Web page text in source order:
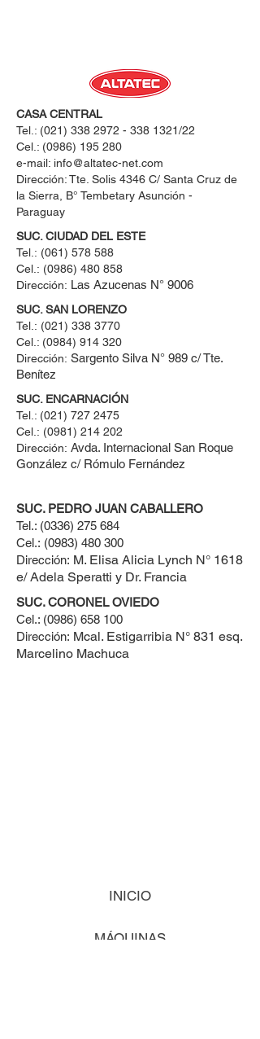
CASA CENTRAL
Tel.: (021) 338 2972 - 338 1321/22
Cel.: (0986) 195 280
e-mail: info@altatec-net.com
Dirección: Tte. Solis 4346 C/ Santa Cruz de
la Sierra, B° Tembetary Asunción -
Paraguay
SUC. CIUDAD DEL ESTE
Tel.: (061) 578 588
Cel.: (0986) 480 858
Dirección: Las Azucenas N° 9006
SUC. SAN LORENZO
Tel.: (021) 338 3770
Cel.: ​(0984) 914 320
Dirección: Sargento Silva N° 989 c/ Tte.
Benítez
SUC. ENCARNACIÓN
Tel.: (021) 727 2475
Cel.: (0981) 214 202
Dirección: Avda. Internacional San Roque
González c/ Rómulo Fernández
SUC. PEDRO JUAN CABALLERO
Tel.: (0336) 275 684
Cel.: (0983) 480 300
Dirección: M. Elisa Alicia Lynch N° 1618
e/ Adela Speratti y Dr. Francia
SUC. CORONEL OVIEDO
Cel.: (0986) 658 100
Dirección: Mcal. Estigarribia N° 831 esq.
Marcelino Machuca
INICIO
MÁQUINAS